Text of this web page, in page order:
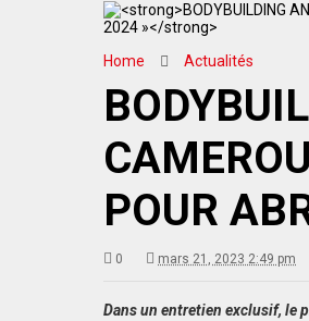
Home Actualités
POUR
0 mars 21, 2023 2:49 pm
Dans un entretien exclusif, le